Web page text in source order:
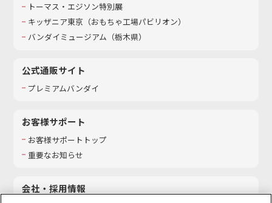
トーマス・エジソン特別展
キッザニア東京（おもちゃ工場パビリオン）​
バンダイミュージアム（栃木県）
公式通販サイト
プレミアムバンダイ
お客様サポート
お客様サポートトップ
重要なお知らせ
会社・採用情報